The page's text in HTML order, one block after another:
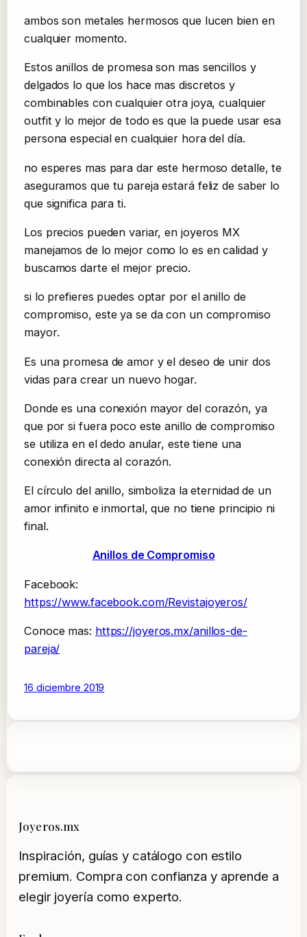
ambos son metales hermosos que lucen bien en
cualquier momento.
Estos anillos de promesa son mas sencillos y
delgados lo que los hace mas discretos y
combinables con cualquier otra joya, cualquier
outfit y lo mejor de todo es que la puede usar esa
persona especial en cualquier hora del día.
no esperes mas para dar este hermoso detalle, te
aseguramos que tu pareja estará feliz de saber lo
que significa para ti.
Los precios pueden variar, en joyeros MX
manejamos de lo mejor como lo es en calidad y
buscamos darte el mejor precio.
si lo prefieres puedes optar por el anillo de
compromiso, este ya se da con un compromiso
mayor.
Es una promesa de amor y el deseo de unir dos
vidas para crear un nuevo hogar.
Donde es una conexión mayor del corazón, ya
que por si fuera poco este anillo de compromiso
se utiliza en el dedo anular, este tiene una
conexión directa al corazón.
El círculo del anillo, simboliza la eternidad de un
amor infinito e inmortal, que no tiene principio ni
final.
Anillos de Compromiso
Facebook:
https://www.facebook.com/Revistajoyeros/
Conoce mas: https://joyeros.mx/anillos-de-
pareja/
16 diciembre 2019
Joyeros.mx
Inspiración, guías y catálogo con estilo
premium. Compra con confianza y aprende a
elegir joyería como experto.